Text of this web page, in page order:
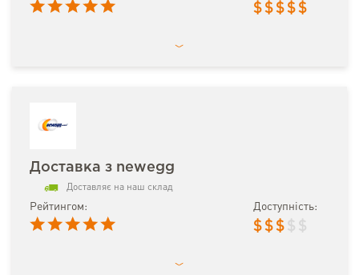
$ $ $ $ $
Доставка з newegg
Доставляє на наш склад
Рейтингом: Доступність:
$ $ $ $ $